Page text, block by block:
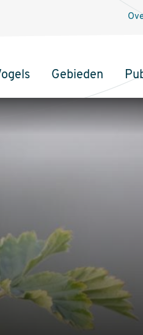
Gebieden